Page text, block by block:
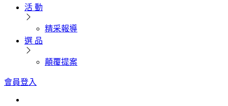
活 動
精采報導
選 品
顛覆提案
會員登入